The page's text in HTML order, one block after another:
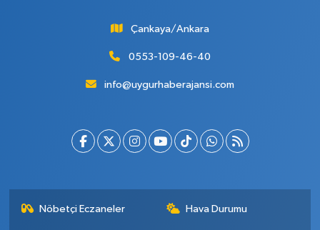
Çankaya/Ankara
0553-109-46-40
info@uygurhaberajansi.com
Nöbetçi Eczaneler Hava Durumu